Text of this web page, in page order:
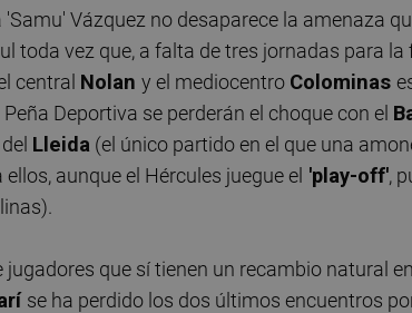
Vázquez no desaparece la amenaza
toda vez que, a falta de tres jornadas para la
central Nolan y el mediocentro Colominas
Deportiva se perderán el choque con el
Lleida (el único partido en el que una
aunque el Hércules juegue el 'play-off',
jugadores que sí tienen un recambio natural
se ha perdido los dos últimos encuentros